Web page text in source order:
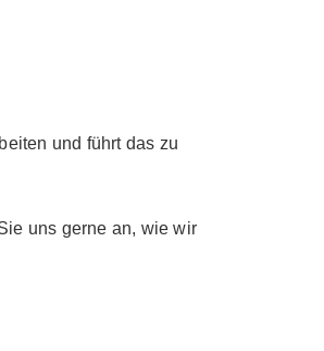
und führt das zu
uns gerne an, wie wir